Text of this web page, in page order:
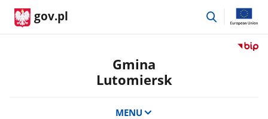
gov.pl
przejdź
Przejdź
Gmina
Lutomiersk
MENU